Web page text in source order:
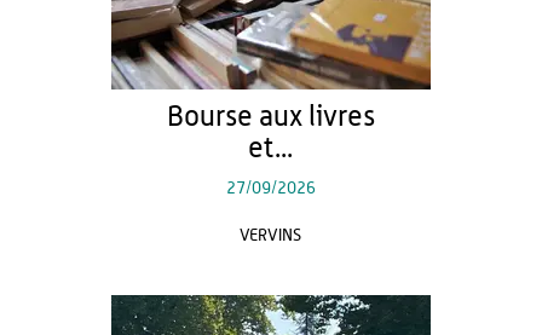
Bourse aux livres
et...
27/09/2026
VERVINS